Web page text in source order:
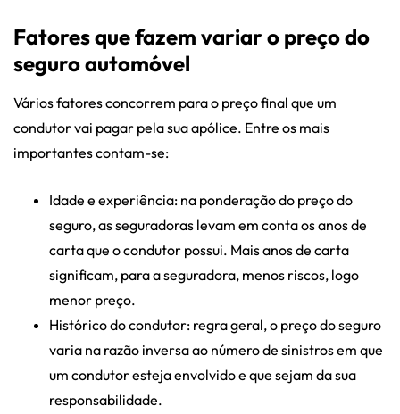
Fatores que fazem variar o preço do
seguro automóvel
Vários fatores concorrem para o preço final que um
condutor vai pagar pela sua apólice. Entre os mais
importantes contam-se:
Idade e experiência: na ponderação do preço do
seguro, as seguradoras levam em conta os anos de
carta que o condutor possui. Mais anos de carta
significam, para a seguradora, menos riscos, logo
menor preço.
Histórico do condutor: regra geral, o preço do seguro
varia na razão inversa ao número de sinistros em que
um condutor esteja envolvido e que sejam da sua
responsabilidade.